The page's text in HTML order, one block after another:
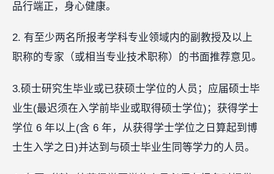
品行端正，身心健康。
2. 有至少两名所报考学科专业领域内的副教授及以上
职称的专家（或相当专业技术职称）的书面推荐意见。
3.硕士研究生毕业或已获硕士学位的人员；应届硕士毕
业生(最迟须在入学前毕业或取得硕士学位)；获得学士
学位 6 年以上(含 6 年，从获得学士学位之日算起到博
士生入学之日)并达到与硕士毕业生同等学力的人员。